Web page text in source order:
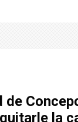
de
la